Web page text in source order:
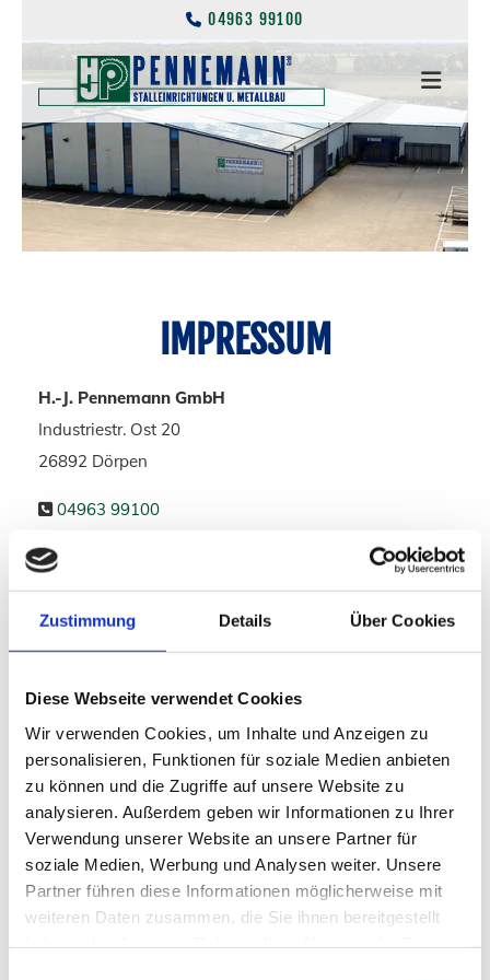
Zustimmung Details Über Cookies
Diese Webseite verwendet Cookies
Wir verwenden Cookies, um Inhalte und Anzeigen zu
personalisieren, Funktionen für soziale Medien anbieten
zu können und die Zugriffe auf unsere Website zu
analysieren. Außerdem geben wir Informationen zu Ihrer
Verwendung unserer Website an unsere Partner für
soziale Medien, Werbung und Analysen weiter. Unsere
Partner führen diese Informationen möglicherweise mit
weiteren Daten zusammen, die Sie ihnen bereitgestellt
 04963 99100
IMPRESSUM
H.-J. Pennemann GmbH
Industriestr. Ost 20
26892 Dörpen
 04963 99100
 info@pennemann-stalltechnik.de
Geschäftsführer: Michael Pennemann
Inhaltlich verantwortlich nach § 18 Abs. 2 MStV:
Handelsregister: Amtsgericht Osnarück Osnabrück
Registernummer: HRB Nr. 120154
Umsatzsteuer-ID: DE811263187
Bildnachweis
Fahkamram #291313477 Adobe Stock
Christian Schwier #96921354 Adobe Stock